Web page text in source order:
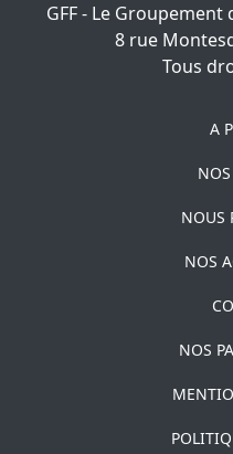
GFF - Le
8 rue
Tous
A
NOS
NOUS
NOS
NOS